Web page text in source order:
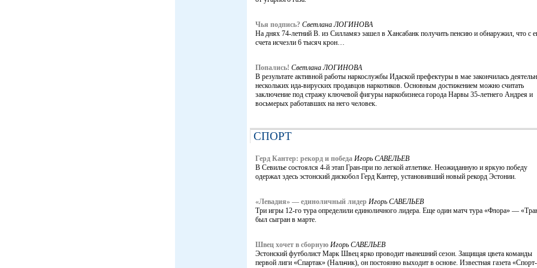
Чья подпись? Светлана ЛОГИНОВА
На днях 74-летний В. из Силламяэ зашел в Хансабанк получить пенсию и обнаружил, что с
счета исчезли 6 тысяч крон…
Попались! Светлана ЛОГИНОВА
В результате активной работы наркослужбы Идаской префектуры в мае закончилась
нескольких ида-вируских продавцов наркотиков. Основным достижением можно считать
заключение под стражу ключевой фигуры наркобизнеса города Нарвы 35-летнего Андрея и
восьмерых работавших на него человек.
СПОРТ
Герд Кантер: рекорд и победа Игорь САВЕЛЬЕВ
В Севилье состоялся 4-й этап Гран-при по легкой атлетике. Неожиданную и яркую победу
одержал здесь эстонский дискобол Герд Кантер, установивший новый рекорд Эстонии.
«Левадия» — единоличный лидер Игорь САВЕЛЬЕВ
Три игры 12-го тура определили единоличного лидера. Еще один матч тура «Флора» —
был сыгран в марте.
Швец хочет в сборную Игорь САВЕЛЬЕВ
Эстонский футболист Марк Швец ярко проводит нынешний сезон. Защищая цвета команды
первой лиги «Спартак» (Нальчик), он постоянно выходит в основе. Известная газета «Спорт-